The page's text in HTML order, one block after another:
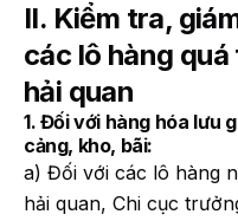
II. Kiểm tra,
các lô hàng
hải quan
1. Đối với hàng hóa lưu
cảng, kho, bãi:
a) Đối với các lô hàng
hải quan, Chi cục